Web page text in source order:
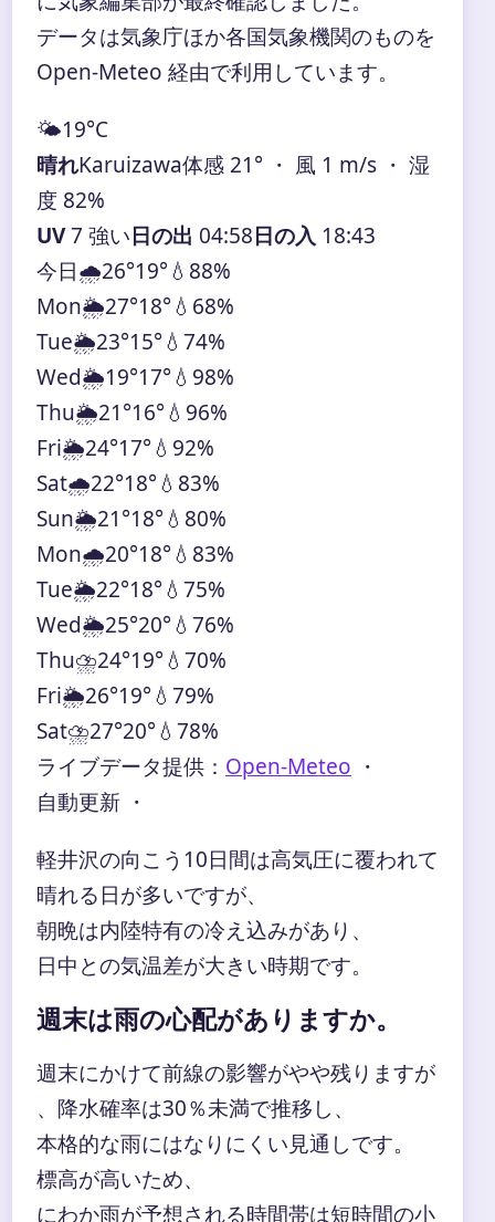
データは気象庁ほか各国気象機関のものを
Open-Meteo 経由で利用しています。
🌤️19°C
晴れKaruizawa体感 21° ・ 風 1 m/s ・ 湿
度 82%
UV7 強い日の出 04:58日の入 18:43
今日🌧️26°19°💧88%
Mon🌦️27°18°💧68%
Tue🌦️23°15°💧74%
Wed🌦️19°17°💧98%
Thu🌦️21°16°💧96%
Fri🌦️24°17°💧92%
Sat🌧️22°18°💧83%
Sun🌦️21°18°💧80%
Mon🌧️20°18°💧83%
Tue🌦️22°18°💧75%
Wed🌦️25°20°💧76%
Thu⛈️24°19°💧70%
Fri🌦️26°19°💧79%
Sat⛈️27°20°💧78%
ライブデータ提供： Open-Meteo ・
自動更新 ・
軽井沢の向こう10日間は高気圧に覆われて
晴れる日が多いですが、
朝晩は内陸特有の冷え込みがあり、
日中との気温差が大きい時期です。
週末は雨の心配がありますか。
週末にかけて前線の影響がやや残りますが
、降水確率は30％未満で推移し、
本格的な雨にはなりにくい見通しです。
標高が高いため、
にわか雨が予想される時間帯は短時間の小